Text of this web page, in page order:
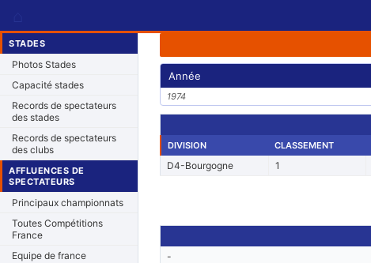
STADES
Photos Stades
Capacité stades
Records de spectateurs
des stades
Records de spectateurs
des clubs
AFFLUENCES DE
SPECTATEURS
Principaux championnats
Toutes Compétitions
France
Equipe de france
Année
1974
DIVISION
CLASSEMENT
D4-Bourgogne 1
-